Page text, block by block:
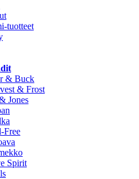
tuotteet
& Buck
& Frost
Jones
Free
Spirit